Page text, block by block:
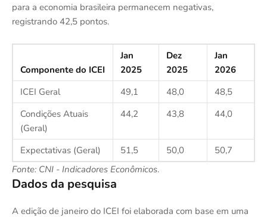
para a economia brasileira permanecem negativas,
registrando 42,5 pontos.
Componente do ICEI
Jan
2025
Dez
2025
Jan
2026
ICEI Geral
49,1 48,0
48,5
Condições Atuais
(Geral)
44,2 43,8 44,0
Expectativas (Geral) 51,5 50,0
50,7
Fonte: CNI - Indicadores Econômicos.
Dados da pesquisa
A edição de janeiro do ICEI foi elaborada com base em uma